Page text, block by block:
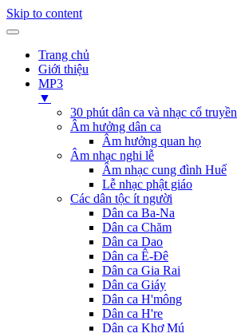
Skip to content
Trang chủ
Giới thiệu
MP3
▼
30 phút dân ca và nhạc cổ truyền
Âm hưởng dân ca
Âm hưởng quan họ
Âm nhạc nghi lễ
Âm nhạc cung đình Huế
Lễ nhạc phật giáo
Các dân tộc ít người
Dân ca Ba-Na
Dân ca Chăm
Dân ca Dao
Dân ca Ê-Đê
Dân ca Gia Rai
Dân ca Giáy
Dân ca H'mông
Dân ca H're
Dân ca Khơ Mú